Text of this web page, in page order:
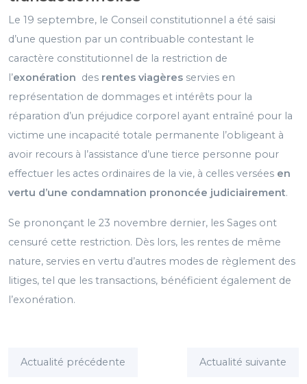
Le 19 septembre, le Conseil constitutionnel a été saisi
d’une question par un contribuable contestant le
caractère constitutionnel de la restriction de
l’exonération des rentes viagères servies en
représentation de dommages et intérêts pour la
réparation d’un préjudice corporel ayant entraîné pour la
victime une incapacité totale permanente l’obligeant à
avoir recours à l’assistance d’une tierce personne pour
effectuer les actes ordinaires de la vie, à celles versées en
vertu d’une condamnation prononcée judiciairement.
Se prononçant le 23 novembre dernier, les Sages ont
censuré cette restriction. Dès lors, les rentes de même
nature, servies en vertu d’autres modes de règlement des
litiges, tel que les transactions, bénéficient également de
l’exonération.
Actualité précédente Actualité suivante